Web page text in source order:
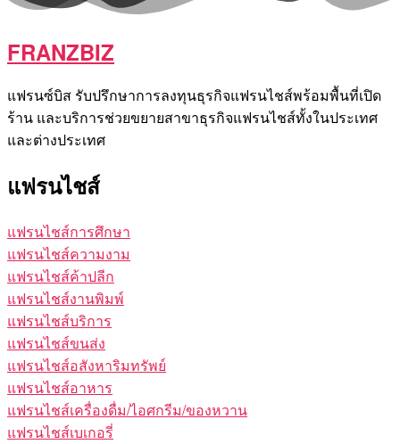
FRANZBIZ
แฟรนซ์บิส รับปรึกษาการลงทุนธุรกิจแฟรนไชส์พร้อมพื้นที่เปิด
ร้าน และบริการช่วยขยายสาขาธุรกิจแฟรนไชส์ทั้งในประเทศ
และต่างประเทศ
แฟรนไชส์
แฟรนไชส์การศึกษา
แฟรนไชส์ความงาม
แฟรนไชส์ค้าปลีก
แฟรนไชส์งานพิมพ์
แฟรนไชส์บริการ
แฟรนไชส์ขนส่ง
แฟรนไชส์อสังหาริมทรัพย์
แฟรนไชส์อาหาร
แฟรนไชส์เครื่องดื่ม/ไอศกรีม/ของหวาน
แฟรนไชส์เบเกอรี่